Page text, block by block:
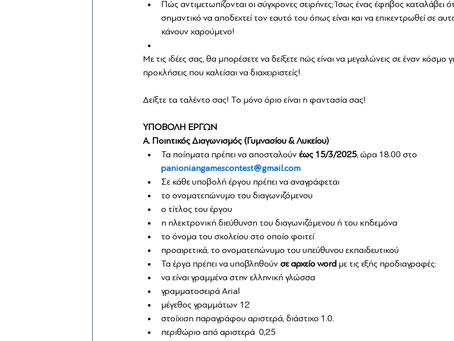
Πώς αντιμετωπίζονται οι σύγχρονες σειρήνες; Ίσως ένας έφηβος καταλάβει
σημαντικό να αποδεχτεί τον εαυτό του όπως είναι και να επικεντρωθεί σε
κάνουν χαρούμενο!
Με τις ιδέες σας, θα μπορέσετε να δείξετε πώς είναι να μεγαλώνεις σε έναν κόσμο
προκλήσεις που καλείσαι να διαχειριστείς!
Δείξτε τα ταλέντο σας! Το μόνο όριο είναι η φαντασία σας!
ΥΠΟΒΟΛΗ ΕΡΓΩΝ
Α. Ποιητικός Διαγωνισμός (Γυμνασίου & Λυκείου)
Τα ποίηματα πρέπει να αποσταλούν έως 15/3/2025, ώρα 18.00 στο
panioniangamescontest@gmail.com
Σε κάθε υποβολή έργου πρέπει να αναγράφεται
το ονοματεπώνυμο του διαγωνιζόμενου
ο τίτλος του έργου
η ηλεκτρονική διεύθυνση του διαγωνιζόμενου ή του κηδεμόνα
το όνομα του σχολείου στο οποίο φοιτεί
προαιρετικά, το ονοματεπώνυμο του υπεύθυνου εκπαιδευτικού
Τα έργα πρέπει να υποβληθούν σε αρχείο word με τις εξής προδιαγραφές:
να είναι γραμμένα στην ελληνική γλώσσα
γραμματοσειρά Αrial
μέγεθος γραμμάτων 12
στοίχιση παραγράφου αριστερά, διάστιχο 1.0.
περιθώριο από αριστερά  0,25